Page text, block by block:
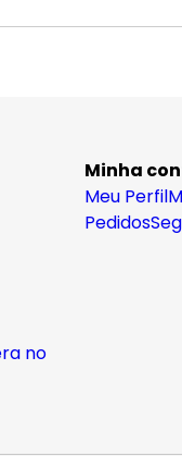
Minha
Meu Perfil
Pedidos
no